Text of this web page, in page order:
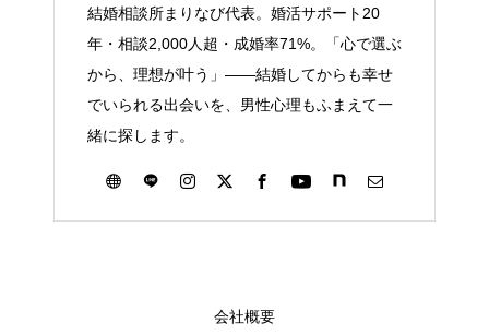
結婚相談所まりなび代表。婚活サポート20
年・相談2,000人超・成婚率71%。「心で選ぶ
から、理想が叶う」——結婚してからも幸せ
でいられる出会いを、男性心理もふまえて一
緒に探します。
会社概要